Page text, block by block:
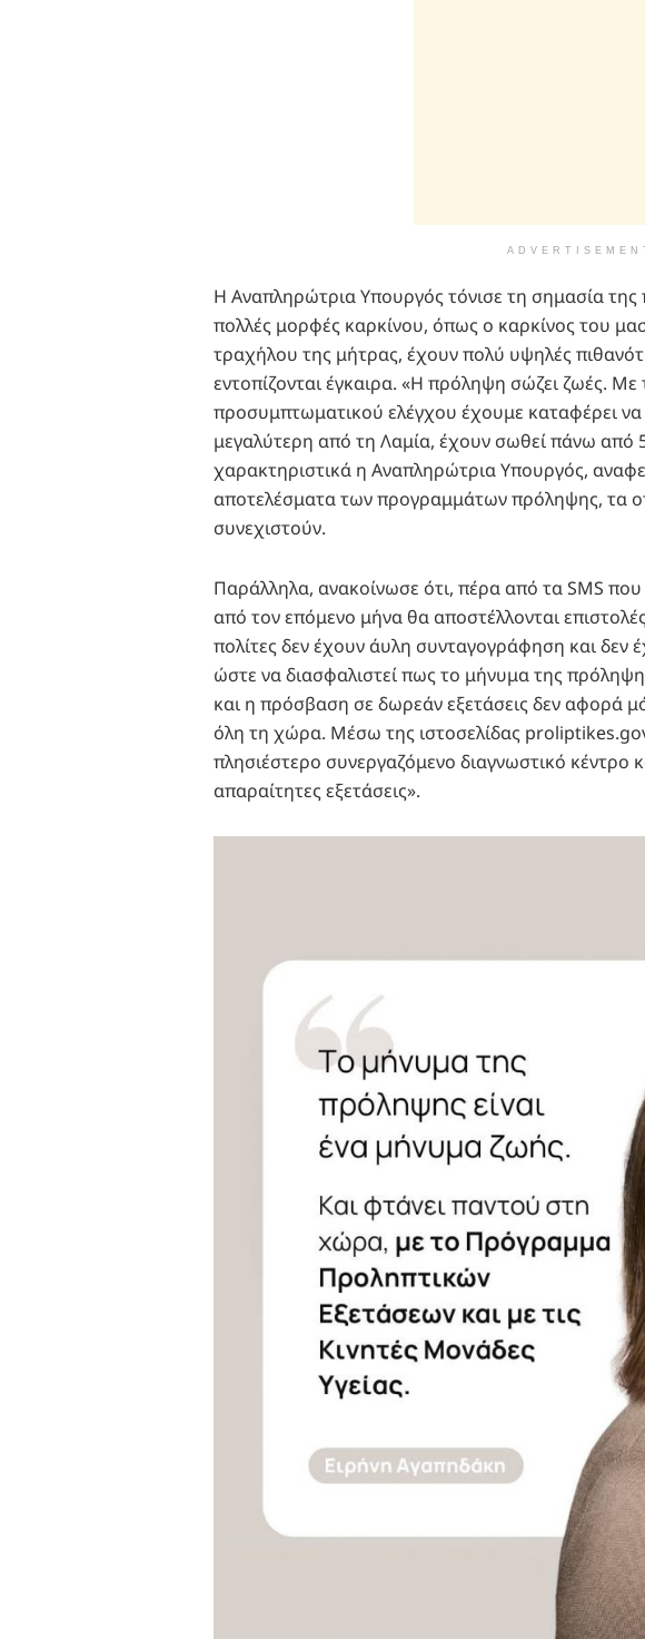
Η Αναπληρώτρια Υπουργός τόνισε τη σημασία της
πολλές μορφές καρκίνου, όπως ο καρκίνος του
τραχήλου της μήτρας, έχουν πολύ υψηλές
εντοπίζονται έγκαιρα. «Η πρόληψη σώζει ζωές.
προσυμπτωματικού ελέγχου έχουμε καταφέρει
μεγαλύτερη από τη Λαμία, έχουν σωθεί πάνω από
χαρακτηριστικά η Αναπληρώτρια Υπουργός,
αποτελέσματα των προγραμμάτων πρόληψης, τα
συνεχιστούν.
Παράλληλα, ανακοίνωσε ότι, πέρα από τα SMS
από τον επόμενο μήνα θα αποστέλλονται
πολίτες δεν έχουν άυλη συνταγογράφηση και δεν
ώστε να διασφαλιστεί πως το μήνυμα της
και η πρόσβαση σε δωρεάν εξετάσεις δεν αφορά
όλη τη χώρα. Μέσω της ιστοσελίδας
πλησιέστερο συνεργαζόμενο διαγνωστικό κέντρο
απαραίτητες εξετάσεις».